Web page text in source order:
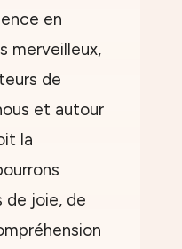
en
merveilleux,
de
et autour
la
de joie, de